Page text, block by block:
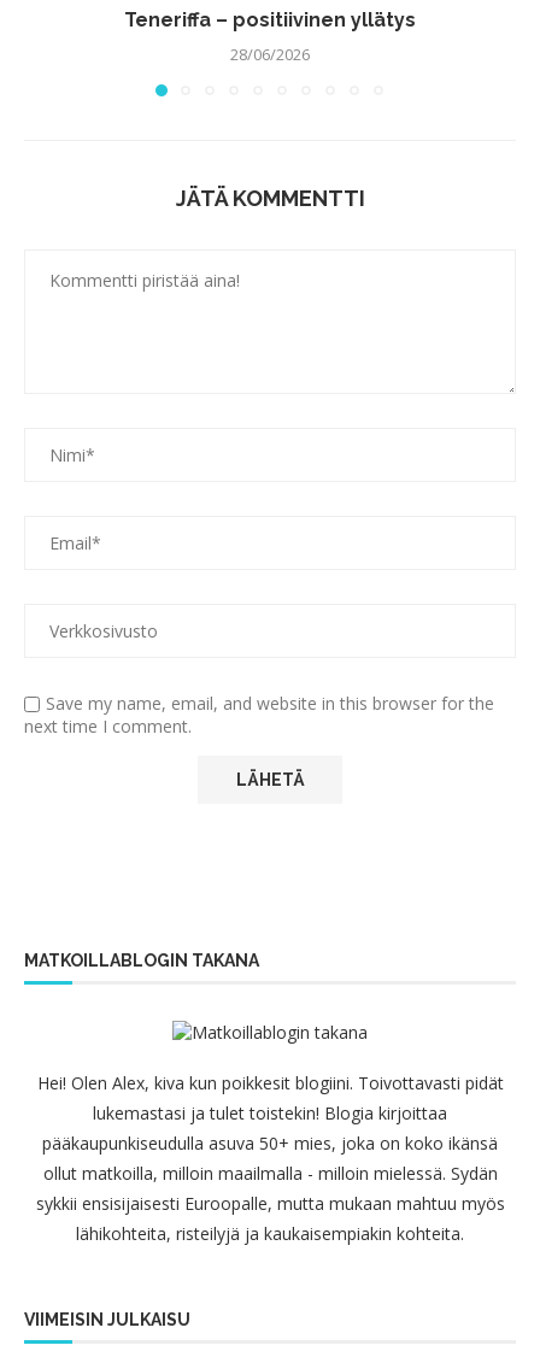
Teneriffa – positiivinen yllätys
28/06/2026
JÄTÄ KOMMENTTI
Save my name, email, and website in this browser for the
next time I comment.
MATKOILLABLOGIN TAKANA
Hei! Olen Alex, kiva kun poikkesit blogiini. Toivottavasti pidät
lukemastasi ja tulet toistekin! Blogia kirjoittaa
pääkaupunkiseudulla asuva 50+ mies, joka on koko ikänsä
ollut matkoilla, milloin maailmalla - milloin mielessä. Sydän
sykkii ensisijaisesti Euroopalle, mutta mukaan mahtuu myös
lähikohteita, risteilyjä ja kaukaisempiakin kohteita.
VIIMEISIN JULKAISU